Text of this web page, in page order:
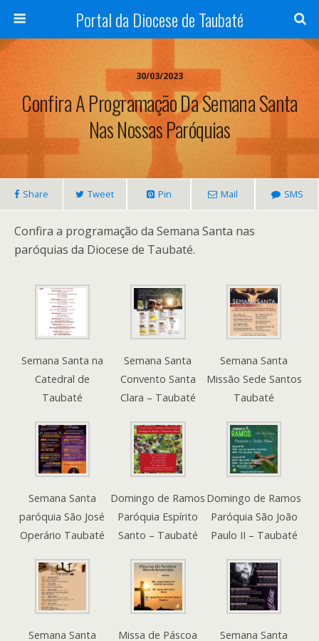
Portal da Diocese de Taubaté
30/03/2023
Confira A Programação Da Semana Santa
Nas Nossas Paróquias
Share Tweet Pin Mail SMS
Confira a programação da Semana Santa nas
paróquias da Diocese de Taubaté.
Semana Santa na
Catedral de
Taubaté
Semana Santa
Convento Santa
Clara – Taubaté
Semana Santa
Missão Sede Santos
Taubaté
Semana Santa
paróquia São José
Operário Taubaté
Domingo de Ramos
Paróquia Espírito
Santo – Taubaté
Domingo de Ramos
Paróquia São João
Paulo II – Taubaté
Semana Santa
Missa de Páscoa
Semana Santa